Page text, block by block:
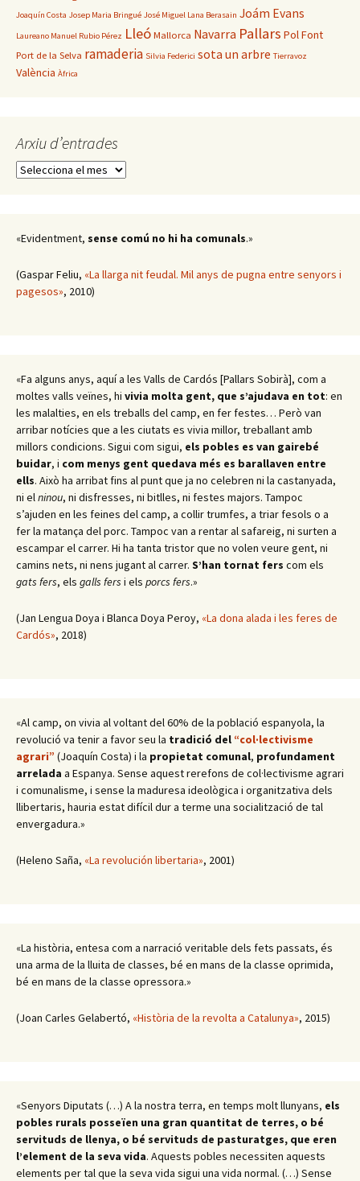
Joaquín Costa Josep Maria Bringué José Miguel Lana Berasain Joám Evans
Laureano Manuel Rubio Pérez Lleó Mallorca Navarra Pallars Pol Font
Port de la Selva ramaderia Silvia Federici sota un arbre Tierravoz
València Àfrica
Arxiu d’entrades
Arxiu
«Evidentment, sense comú no hi ha comunals.»
(Gaspar Feliu, «La llarga nit feudal. Mil anys de pugna entre senyors i
pagesos», 2010)
«Fa alguns anys, aquí a les Valls de Cardós [Pallars Sobirà], com a
moltes valls veïnes, hi vivia molta gent, que s’ajudava en tot: en
les malalties, en els treballs del camp, en fer festes… Però van
arribar notícies que a les ciutats es vivia millor, treballant amb
millors condicions. Sigui com sigui, els pobles es van gairebé
buidar, i com menys gent quedava més es barallaven entre
ells. Això ha arribat fins al punt que ja no celebren ni la castanyada,
ni elninou, ni disfresses, ni bitlles, ni festes majors. Tampoc
s’ajuden en les feines del camp, a collir trumfes, a triar fesols o a
fer la matança del porc. Tampoc van a rentar al safareig, ni surten a
escampar el carrer. Hi ha tanta tristor que no volen veure gent, ni
camins nets, ni nens jugant al carrer. S’han tornat fers com els
gats fers, els galls fers i els porcs fers.»
(Jan Lengua Doya i Blanca Doya Peroy, «La dona alada i les feres de
Cardós», 2018)
«Al camp, on vivia al voltant del 60% de la població espanyola, la
revolució va tenir a favor seu la tradició del “col·lectivisme
agrari” (Joaquín Costa) i la propietat comunal, profundament
arrelada a Espanya. Sense aquest rerefons de col·lectivisme agrari
i comunalisme, i sense la maduresa ideològica i organitzativa dels
llibertaris, hauria estat difícil dur a terme una socialització de tal
envergadura.»
(Heleno Saña, «La revolución libertaria», 2001)
«La història, entesa com a narració veritable dels fets passats, és
una arma de la lluita de classes, bé en mans de la classe oprimida,
bé en mans de la classe opressora.»
(Joan Carles Gelabertó, «Història de la revolta a Catalunya», 2015)
«Senyors Diputats (…) A la nostra terra, en temps molt llunyans, els
pobles rurals posseïen una gran quantitat de terres, o bé
servituds de llenya, o bé servituds de pasturatges, que eren
l’element de la seva vida. Aquests pobles necessiten aquests
elements per tal que la seva vida sigui una vida normal. (…) Sense